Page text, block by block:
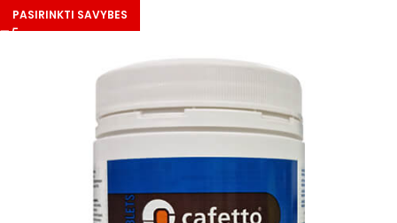
PASIRINKTI SAVYBES